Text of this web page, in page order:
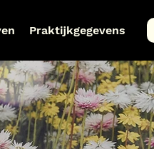
Praktijkgegevens